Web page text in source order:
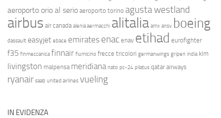
aeroporto orio al serio aeroporto torino agusta westland
airbus air canada alenia aermacchi alitalia amx ansv boeing
dassault easyjet ebace emirates enac enav etihad eurofighter
f35 finmeccanica finnair fiumicino frecce tricolori germanwings gripen india klm
livingston malpensa meridiana nato pc-24 pilatus qatar airways
ryanair saab united airlines vueling
IN EVIDENZA